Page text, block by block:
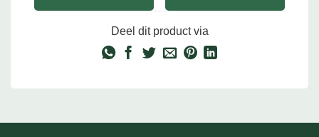
Deel dit product via